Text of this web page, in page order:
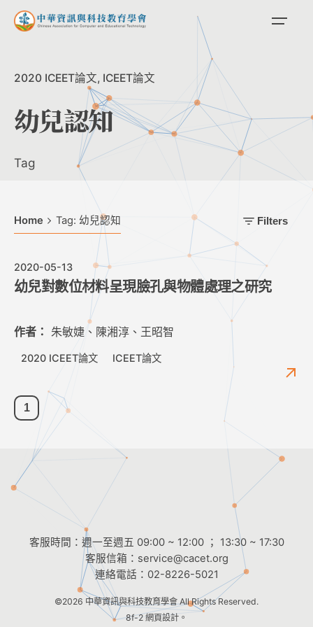
Skip
2020 ICEET論文 ICEET論文
幼兒認知
Tag
Home Tag: 幼兒認知 Filters
2020-05-13
幼兒對數位材料呈現臉孔與物體處理之研究
作者： 朱敏婕、陳湘淳、王昭智
2020 ICEET論文 ICEET論文
1
客服時間：週一至週五 09:00 ~ 12:00 ； 13:30 ~ 17:30
客服信箱： service@cacet.org
連絡電話： 02-8226-5021
©2026 中華資訊與科技教育學會All Rights Reserved.
8f-2 網頁設計。